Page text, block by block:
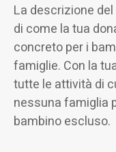
La descrizione
di come la tua
concreto per i
famiglie. Con la
tutte le attività di
nessuna famiglia
bambino escluso.